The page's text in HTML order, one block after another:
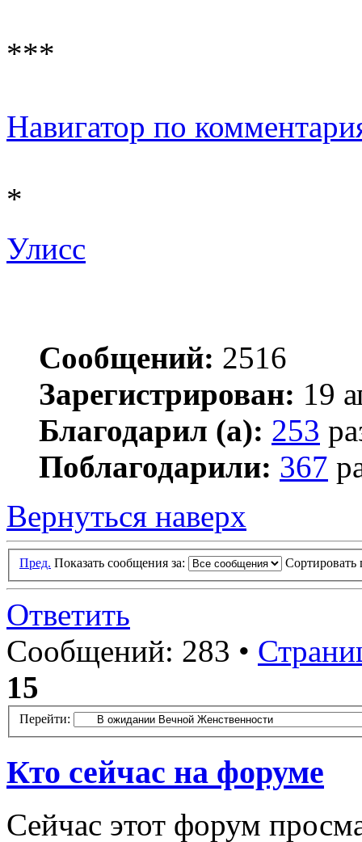
***
Навигатор по
*
Улисс
Сообщений: 2516
Зарегистрирован: 19
Благодарил (а): 253
Поблагодарили: 367
Вернуться наверх
Пред. Показать сообщения за: Сортировать
Ответить
Сообщений: 283 •
15
Перейти:
Кто сейчас на форуме
Сейчас этот форум